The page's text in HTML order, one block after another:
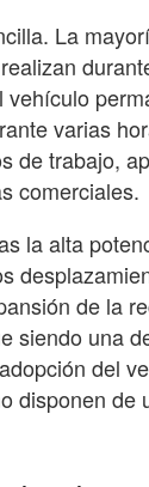
La
vehículo
varias
de trabajo,
comerciales.
la alta
de la
siendo una
del
disponen de